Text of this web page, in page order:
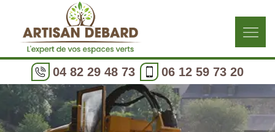
04 82 29 48 73 06 12 59 73 20